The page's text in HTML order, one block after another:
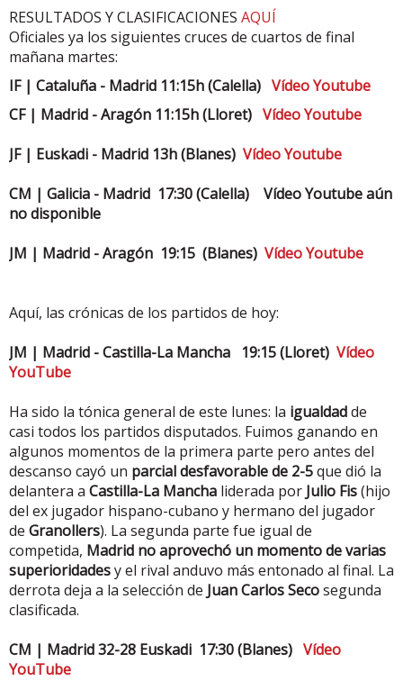
RESULTADOS Y CLASIFICACIONES AQUÍ
Oficiales ya los siguientes cruces de cuartos de final
mañana martes:
IF | Cataluña - Madrid 11:15h (Calella) Vídeo Youtube
CF | Madrid - Aragón 11:15h (Lloret) Vídeo Youtube
JF | Euskadi - Madrid 13h (Blanes) Vídeo Youtube
CM | Galicia - Madrid 17:30 (Calella) Vídeo Youtube aún
no disponible
JM | Madrid - Aragón 19:15 (Blanes) Vídeo Youtube
Aquí, las crónicas de los partidos de hoy:
JM | Madrid - Castilla-La Mancha 19:15 (Lloret) Vídeo
YouTube
Ha sido la tónica general de este lunes: la igualdadde
casi todos los partidos disputados. Fuimos ganando en
algunos momentos de la primera parte pero antes del
descanso cayó un parcial desfavorable de 2-5que dió la
delantera a Castilla-La Mancha liderada por Julio Fis(hijo
del ex jugador hispano-cubano y hermano del jugador
de Granollers). La segunda parte fue igual de
competida, Madrid no aprovechó un momento de varias
superioridadesy el rival anduvo más entonado al final. La
derrota deja a la selección de Juan Carlos Secosegunda
clasificada.
CM | Madrid 32-28 Euskadi 17:30 (Blanes) Vídeo
YouTube